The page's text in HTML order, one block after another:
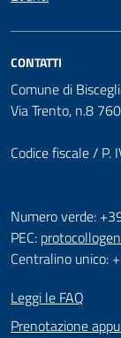
CONTATTI
Comune di
Via Trento, n.8
Codice fiscale /
Numero verde:
PEC:
Centralino unico:
Leggi le FAQ
Prenotazione